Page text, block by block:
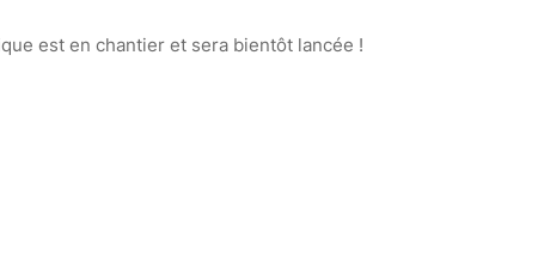
est en chantier et sera bientôt lancée !